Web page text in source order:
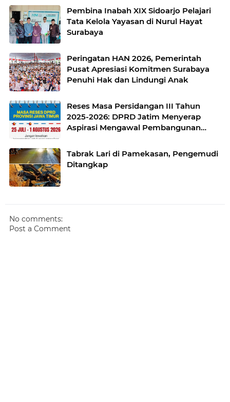
Sekaligus Perluas Akses Promosi
Pelaku UMKM
Pembina Inabah XIX Sidoarjo Pelajari
Tata Kelola Yayasan di Nurul Hayat
Surabaya
Peringatan HAN 2026, Pemerintah
Pusat Apresiasi Komitmen Surabaya
Penuhi Hak dan Lindungi Anak
Reses Masa Persidangan III Tahun
2025-2026: DPRD Jatim Menyerap
Aspirasi Mengawal Pembangunan
Tabrak Lari di Pamekasan, Pengemudi
Ditangkap
No comments:
Post a Comment